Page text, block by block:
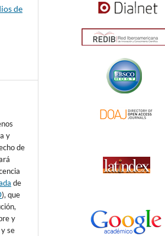
de
y
de
de
), que
y
se